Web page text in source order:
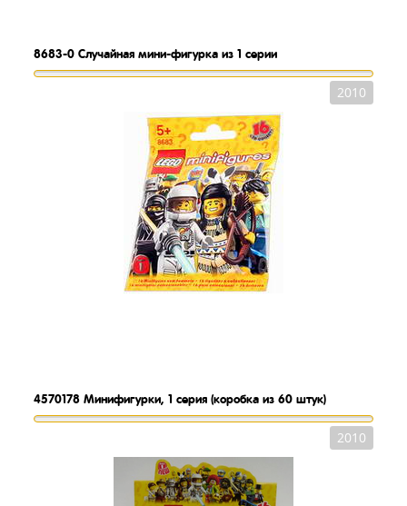
8683-0 Случайная мини-фигурка из 1 серии
2010
4570178 Минифигурки, 1 серия (коробка из 60 штук)
2010